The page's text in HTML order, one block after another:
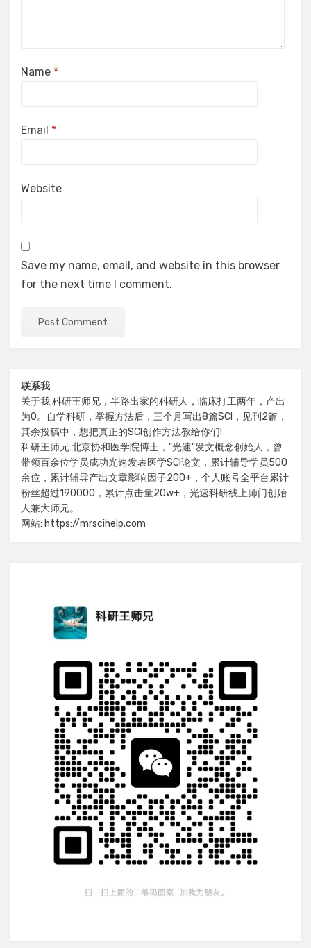
Name *
Email *
Website
Save my name, email, and website in this browser
for the next time I comment.
联系我
关于我:科研王师兄，半路出家的科研人，临床打工两年，产出
为0。自学科研，掌握方法后，三个月写出8篇SCI，见刊2篇，
其余投稿中，想把真正的SCI创作方法教给你们!
科研王师兄:北京协和医学院博士，"光速"发文概念创始人，曾
带领百余位学员成功光速发表医学SCI论文，累计辅导学员500
余位，累计辅导产出文章影响因子200+，个人账号全平台累计
粉丝超过190000，累计点击量20w+，光速科研线上师门创始
人兼大师兄。
网站: https://mrscihelp.com